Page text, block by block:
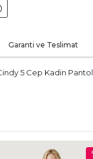
Garanti ve Teslimat
5 Cep Kadin